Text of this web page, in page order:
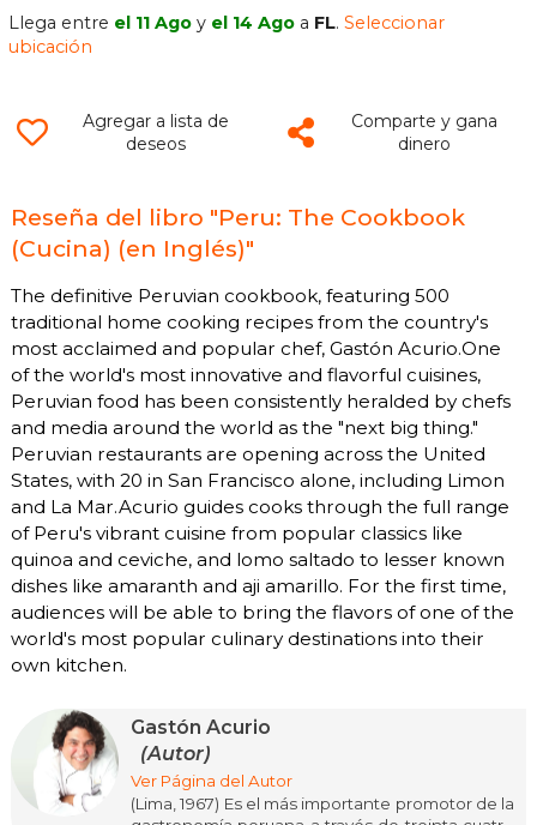
Llega entre el 11 Ago y el 14 Ago a FL.Seleccionar
ubicación
Agregar a lista de
deseos
Comparte y gana
dinero
Reseña del libro "Peru: The Cookbook
(Cucina) (en Inglés)"
The definitive Peruvian cookbook, featuring 500
traditional home cooking recipes from the country's
most acclaimed and popular chef, Gastón Acurio.One
of the world's most innovative and flavorful cuisines,
Peruvian food has been consistently heralded by chefs
and media around the world as the "next big thing."
Peruvian restaurants are opening across the United
States, with 20 in San Francisco alone, including Limon
and La Mar.Acurio guides cooks through the full range
of Peru's vibrant cuisine from popular classics like
quinoa and ceviche, and lomo saltado to lesser known
dishes like amaranth and aji amarillo. For the first time,
audiences will be able to bring the flavors of one of the
world's most popular culinary destinations into their
own kitchen.
Gastón Acurio
(Autor)
Ver Página del Autor
(Lima, 1967) Es el más importante promotor de la